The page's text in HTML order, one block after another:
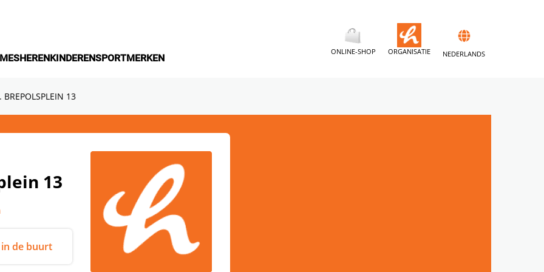
HERENKINDERENSPORTMERKEN
ONLINE-SHOP ORGANISATIE NEDERLANDS
BREPOLSPLEIN 13
13
de buurt